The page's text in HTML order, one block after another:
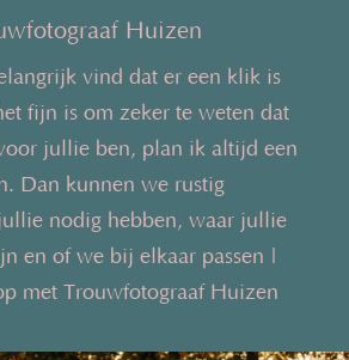
Huizen
vind dat er een klik is
fijn is om zeker te weten dat
jullie ben, plan ik altijd een
Dan kunnen we rustig
nodig hebben, waar jullie
en of we bij elkaar passen |
met Trouwfotograaf Huizen